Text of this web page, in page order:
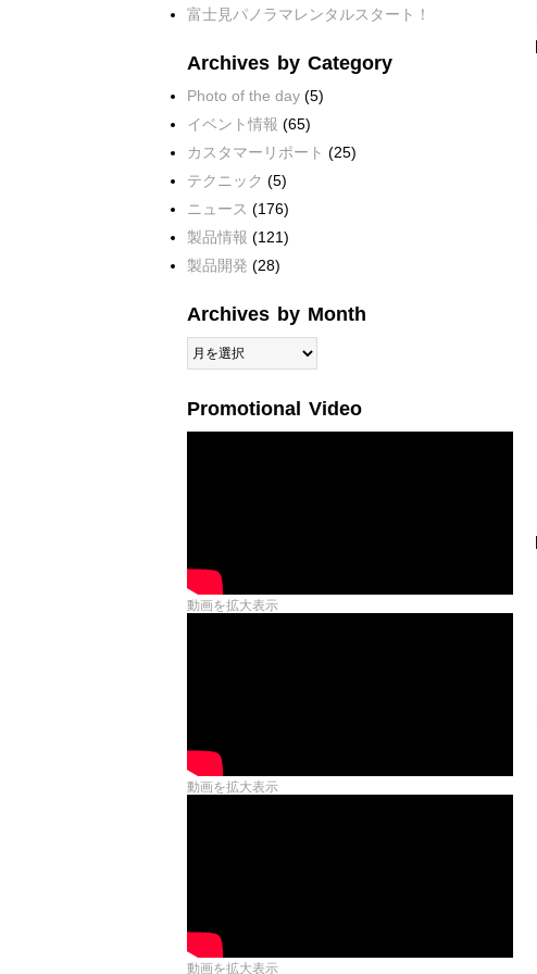
富士見パノラマレンタルスタート！
Archives by Category
Photo of the day (5)
イベント情報 (65)
カスタマーリポート (25)
テクニック (5)
ニュース (176)
製品情報 (121)
製品開発 (28)
Archives by Month
Archives
by
Month
Promotional Video
動画を拡大表示
動画を拡大表示
動画を拡大表示